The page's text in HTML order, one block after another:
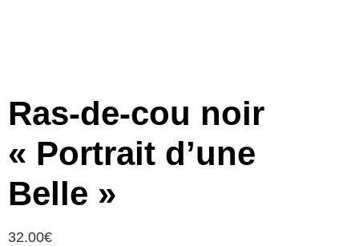
Ras-de-cou noir
« Portrait d’une
Belle »
32.00€